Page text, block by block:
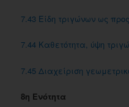
7.43 Είδη τριγώνων ως
7.44 Kαθετότητα, ύψη
7.45 Διαχείριση
8η Ενότητα